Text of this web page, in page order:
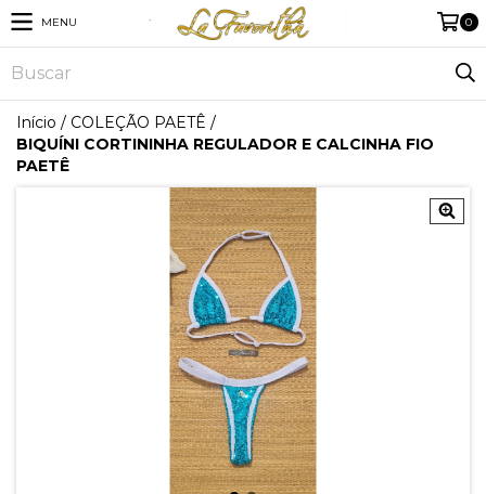
MENU 0
Início / COLEÇÃO PAETÊ /
BIQUÍNI CORTININHA REGULADOR E CALCINHA FIO
PAETÊ